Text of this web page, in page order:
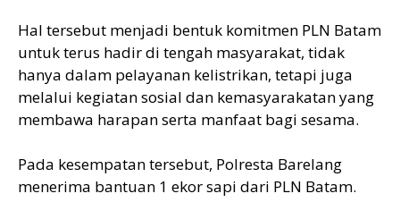
Hal tersebut menjadi bentuk komitmen PLN Batam
untuk terus hadir di tengah masyarakat, tidak
hanya dalam pelayanan kelistrikan, tetapi juga
melalui kegiatan sosial dan kemasyarakatan yang
membawa harapan serta manfaat bagi sesama.
Pada kesempatan tersebut, Polresta Barelang
menerima bantuan 1 ekor sapi dari PLN Batam.